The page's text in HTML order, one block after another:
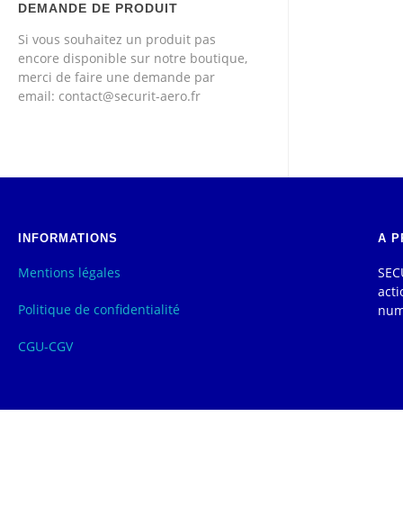
DEMANDE DE PRODUIT
Si vous souhaitez un produit pas
encore disponible sur notre boutique,
merci de faire une demande par
email: contact@securit-aero.fr
INFORMATIONS
Mentions légales
Politique de confidentialité
CGU-CGV
A